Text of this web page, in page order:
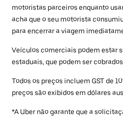
motoristas parceiros enquanto
acha que o seu motorista
para encerrar a viagem
Veículos comerciais podem estar
estaduais, que podem ser
Todos os preços incluem GST de
preços são exibidos em dólares
*A Uber não garante que a